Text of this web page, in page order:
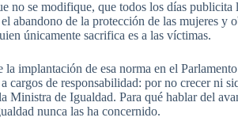
no se modifique, que todos los días
abandono de la protección de las mujeres y
únicamente sacrifica es a las víctimas.
implantación de esa norma en el
de responsabilidad: por no crecer ni
de Igualdad. Para qué hablar del
nunca las ha concernido.